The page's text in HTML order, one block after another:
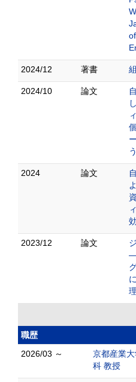
2024/12 著書
2024/10 論文
2024 論文
2023/12 論文
—
職歴
2026/03 ～
京都産業
科 教授